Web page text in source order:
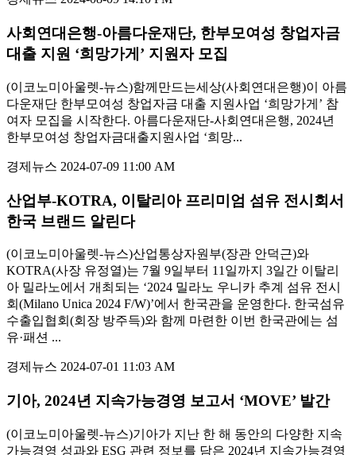
사회연대은행-아름다운재단, 한부모여성 창업자금
대출 지원 ‘희망가게’ 지원자 모집
(이코노미아울렛-뉴스)함께만드는세상(사회연대은행)이 아름
다운재단 한부모여성 창업자금 대출 지원사업 ‘희망가게’ 참
여자 모집을 시작한다. 아름다운재단-사회연대은행, 2024년
한부모여성 창업자금대출지원사업 ‘희망...
경제뉴스 2024-07-09 11:00 AM
산업부-KOTRA, 이탈리아 프리미엄 섬유 전시회서
한국 브랜드 알린다
(이코노미아울렛-뉴스)산업통상자원부(장관 안덕근)와
KOTRA(사장 유정열)는 7월 9일부터 11일까지 3일간 이탈리
아 밀라노에서 개최되는 ‘2024 밀라노 우니카 추계 섬유 전시
회(Milano Unica 2024 F/W)’에서 한국관을 운영한다. 한국섬유
수출입협회(회장 방주득)와 함께 마련한 이번 한국관에는 섬
유·패션 ...
경제뉴스 2024-07-01 11:03 AM
기아, 2024년 지속가능경영 보고서 ‘MOVE’ 발간
(이코노미아울렛-뉴스)기아가 지난 한 해 동안의 다양한 지속
가능경영 성과와 ESG 관련 정보를 담은 2024년 지속가능경영